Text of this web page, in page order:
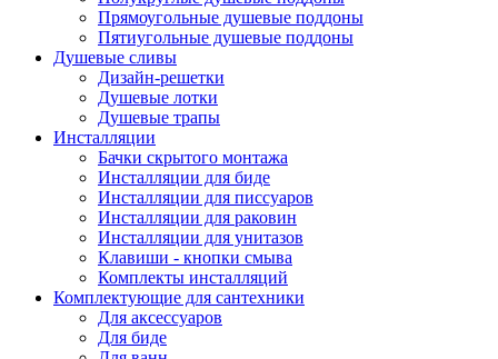
Прямоугольные душевые поддоны
Пятиугольные душевые поддоны
Душевые сливы
Дизайн-решетки
Душевые лотки
Душевые трапы
Инсталляции
Бачки скрытого монтажа
Инсталляции для биде
Инсталляции для писсуаров
Инсталляции для раковин
Инсталляции для унитазов
Клавиши - кнопки смыва
Комплекты инсталляций
Комплектующие для сантехники
Для аксессуаров
Для биде